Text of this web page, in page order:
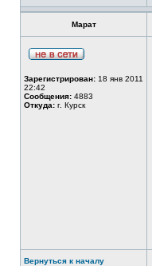
Марат
Зарегистрирован: 18 янв 2011
22:42
Сообщения: 4883
Откуда: г. Курск
Вернуться к началу